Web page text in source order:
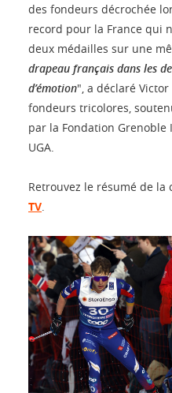
des fondeurs décrochée
record pour la France qui
deux médailles sur une
drapeau français dans les
d’émotion", a déclaré
fondeurs tricolores,
par la Fondation Grenoble
UGA.
Retrouvez le résumé de la
TV.